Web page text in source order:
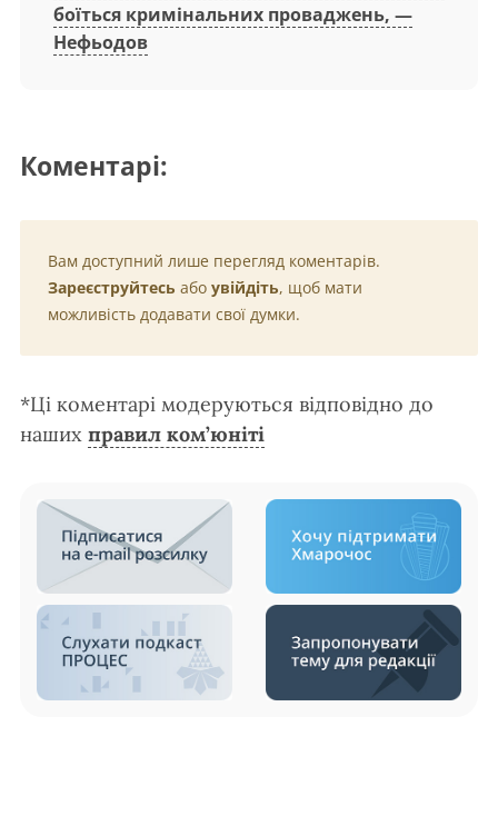
боїться кримінальних проваджень, —
Нефьодов
Коментарі:
Вам доступний лише перегляд коментарів.
Зареєструйтесь або увійдіть, щоб мати
можливість додавати свої думки.
*Ці коментарі модеруються відповідно до
наших правил ком’юніті